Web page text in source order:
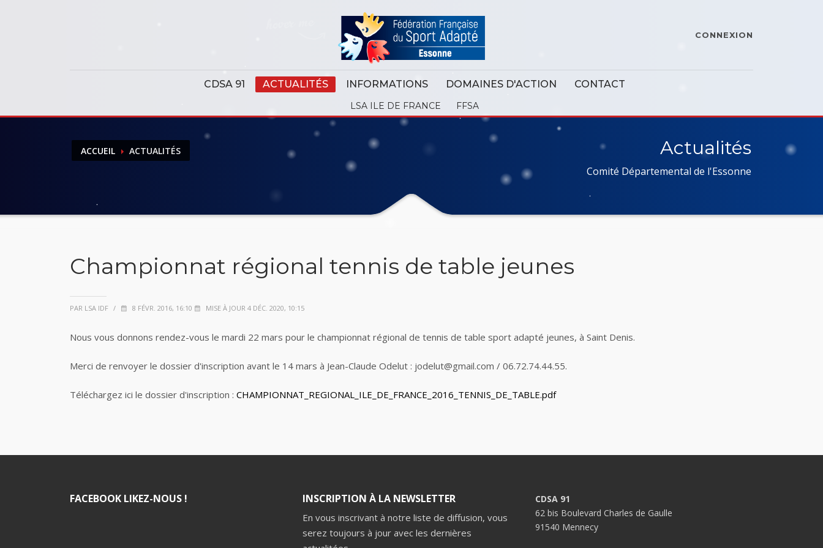
CONNEXION
CDSA 91 ACTUALITÉS INFORMATIONS DOMAINES D'ACTION CONTACT
LSA ILE DE FRANCE FFSA
ACCUEIL ACTUALITÉS Actualités
Comité Départemental de l'Essonne
Championnat régional tennis de table jeunes
PAR LSA IDF / 8 FÉVR. 2016, 16:10 MISE À JOUR 4 DÉC. 2020, 10:15
Nous vous donnons rendez-vous le mardi 22 mars pour le championnat régional de tennis de table sport adapté jeunes, à Saint Denis.
Merci de renvoyer le dossier d'inscription avant le 14 mars à Jean-Claude Odelut : jodelut@gmail.com / 06.72.74.44.55.
Téléchargez ici le dossier d'inscription : CHAMPIONNAT_REGIONAL_ILE_DE_FRANCE_2016_TENNIS_DE_TABLE.pdf
FACEBOOK LIKEZ-NOUS ! INSCRIPTION À LA NEWSLETTER
En vous inscrivant à notre liste de diffusion, vous
serez toujours à jour avec les dernières
CDSA 91
62 bis Boulevard Charles de Gaulle
91540 Mennecy